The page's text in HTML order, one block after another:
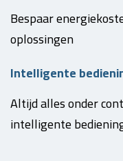
Bespaar
oplossingen
Intelligente
Altijd alles onder
intelligente